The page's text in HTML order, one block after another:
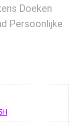
Doeken
Persoonlijke